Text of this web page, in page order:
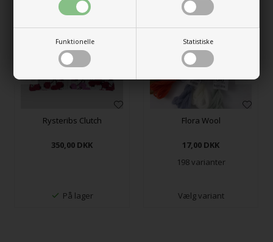
Funktionelle Statistiske
Rysteribs Clutch
350,00 DKK
På lager
Flora Wool
17,00 DKK
198 varianter
Vælg variant